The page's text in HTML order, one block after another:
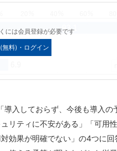
には会員登録が必要です
無料)・ログイン
入しておらず、今後も導入の
リティに不安がある」「可用
効果が明確でない」の4つに回